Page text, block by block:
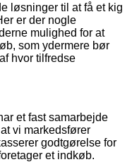
løsninger til at få et kig
er der nogle
mulighed for at
som ydermere bør
hvor tilfredse
et fast samarbejde
vi markedsfører
godtgørelse for
et indkøb.